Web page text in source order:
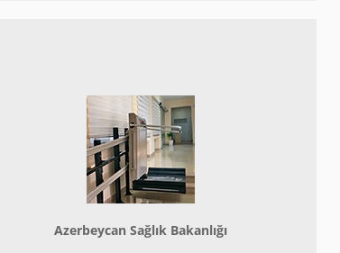
Azerbeycan Sağlık Bakanlığı